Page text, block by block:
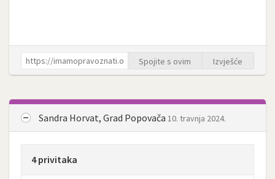
Spojite s ovim Izvješće
Sandra Horvat, Grad Popovača 10. travnja 2024.
4 privitaka